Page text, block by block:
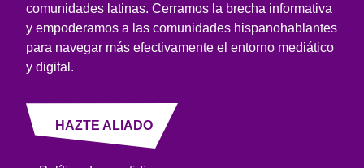
comunidades latinas. Cerramos la brecha informativa
y empoderamos a las comunidades hispanohablantes
para navegar más efectivamente el entorno mediático
y digital.
HAZTE ALIADO